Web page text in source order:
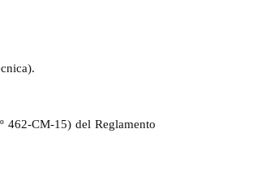
462-CM-15) del Reglamento